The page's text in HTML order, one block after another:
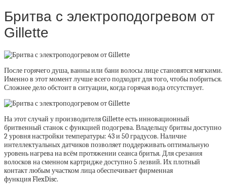
Бритва с электроподогревом от
Gillette
После горячего душа, ванны или бани волосы лице становятся мягкими.
Именно в этот момент лучше всего подходит для того, чтобы побриться.
Сложнее дело обстоит в ситуации, когда горячая вода отсутствует.
На этот случай у производителя Gillette есть инновационный
бритвенный станок с функцией подогрева. Владельцу бритвы доступно
2 уровня настройки температуры: 43 и 50 градусов. Наличие
интеллектуальных датчиков позволяет поддерживать оптимальную
уровень нагрева на всём протяжении сеанса бритья. Для срезания
волосков на сменном картридже доступно 5 лезвий. Их плотный
контакт любым участком лица обеспечивает фирменная
функция FlexDisc.